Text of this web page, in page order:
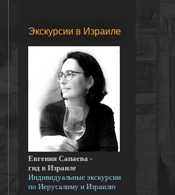
Экскурсии в Израиле
Евгения Сапаева -
гид в Израиле
Индивидуальные экскурсии
по Иерусалиму и Израилю